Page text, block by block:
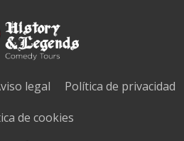
legal
Política de privacidad
de cookies